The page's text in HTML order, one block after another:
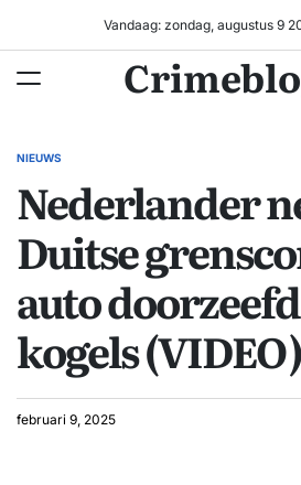
inhoud
Vandaag: zondag, augustus 9
GEPLAATST
NIEUWS
Nederlander
Duitse
auto
kogels (VIDEO)
februari 9, 2025